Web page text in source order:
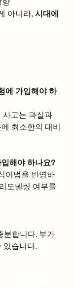
향
아니라, 시대에
에 가입해야 하
사고는 과실과
최소한의 대비
해야 하나요?
이법을 반영하
모델링 여부를
분합니다. 부가
있습니다.